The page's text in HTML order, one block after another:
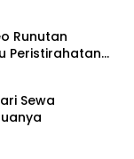
Runutan
Peristirahatan
Sewa